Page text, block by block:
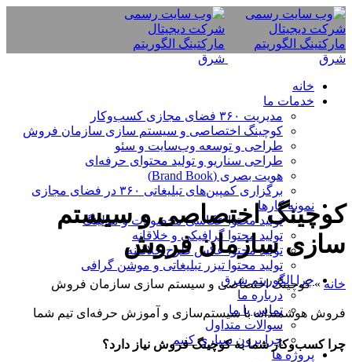
خانه
خدمات ما
مدیریت ۳۶۰ فضای مجازی کسب‌وکار
کوچینگ اختصاصی و سیستم سازی سازمان فروش
طراحی و توسعه وب‌سایت و سئو
طراحی سناریو و تولید محتوای حرفه‌ای
هویت بصری (Brand Book)
برگزاری کمپین‌های تبلیغاتی ۳۶۰ در فضای مجازی
نمونه کارها
تولید محتوا عکاسی محصولات و مدلینگ
تولید محتوا گرافیکی و خلاقانه
تولید محتوا عکس طرح خلاقانه
تولید محتوا تیزر تبلیغاتی و موشن گرافی
چرا الگوریتم شرق
درباره ما
تماس با ما
سوالات متداول
چرا برون سپاری کنیم
پروژه ها
کوچینگ اختصاصی و سیستم
سازی سازمان فروش
خانه»کوچینگ اختصاصی و سیستم سازی سازمان فروش
فروش هوشمندانه با سیستم‌سازی و آموزش حرفه‌ای تیم شما
چرا کسب‌وکار شما به کوچینگ فروش نیاز دارد؟